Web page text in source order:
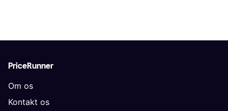
PriceRunner
Om os
Kontakt os